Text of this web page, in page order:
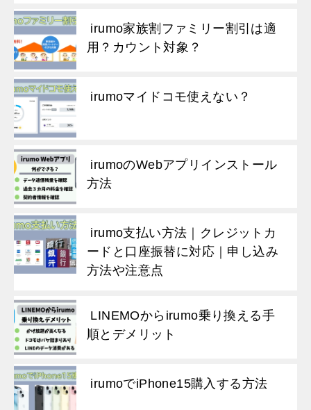
irumo家族割ファミリー割引は適
用？カウント対象？
irumoマイドコモ使えない？
irumoのWebアプリインストール
方法
irumo支払い方法｜クレジットカ
ードと口座振替に対応｜申し込み
方法や注意点
LINEMOからirumo乗り換える手
順とデメリット
irumoでiPhone15購入する方法